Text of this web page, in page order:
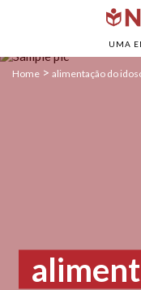
UMA
Home > alimentação do